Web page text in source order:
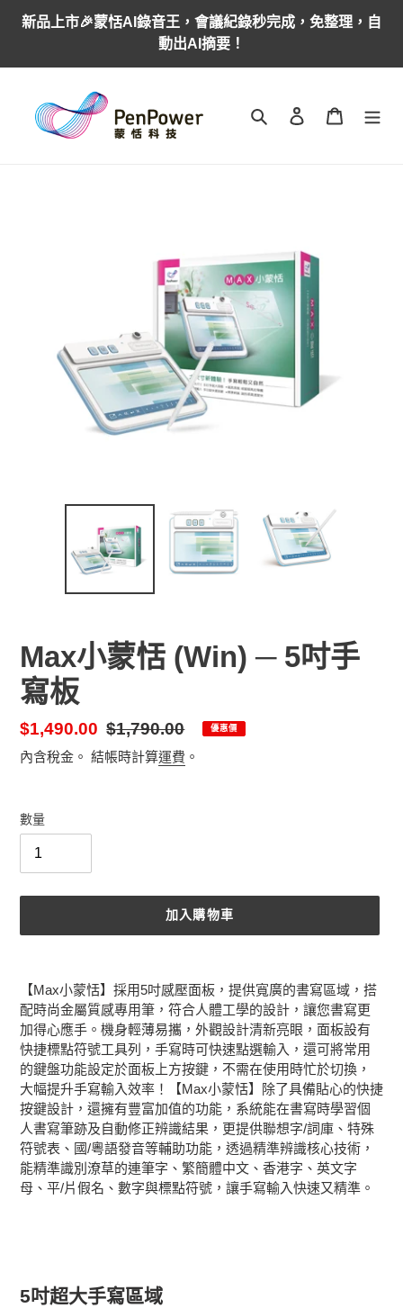
新品上市🎉蒙恬AI錄音王，會議紀錄秒完成，免整理，自
動出AI摘要！
搜尋 登入 購物車
Max小蒙恬 (Win) ─ 5吋手
寫板
售
價
$1,490.00 定
價
$1,790.00 優惠價
內含稅金。 結帳時計算運費 。
數量
加入購物車
在
將
產
品
加
入
您
的
購
物
車
【Max小蒙恬】採用5吋感壓面板，提供寬廣的書寫區域，搭
配時尚金屬質感專用筆，符合人體工學的設計，讓您書寫更
加得心應手。機身輕薄易攜，外觀設計清新亮眼，面板設有
快捷標點符號工具列，手寫時可快速點選輸入，還可將常用
的鍵盤功能設定於面板上方按鍵，不需在使用時忙於切換，
大幅提升手寫輸入效率！【Max小蒙恬】除了具備貼心的快捷
按鍵設計，還擁有豐富加值的功能，系統能在書寫時學習個
人書寫筆跡及自動修正辨識結果，更提供聯想字/詞庫、特殊
符號表、國/粵語發音等輔助功能，透過精準辨識核心技術，
能精準識別潦草的連筆字、繁簡體中文、香港字、英文字
母、平/片假名、數字與標點符號，讓手寫輸入快速又精準。
5吋超大手寫區域